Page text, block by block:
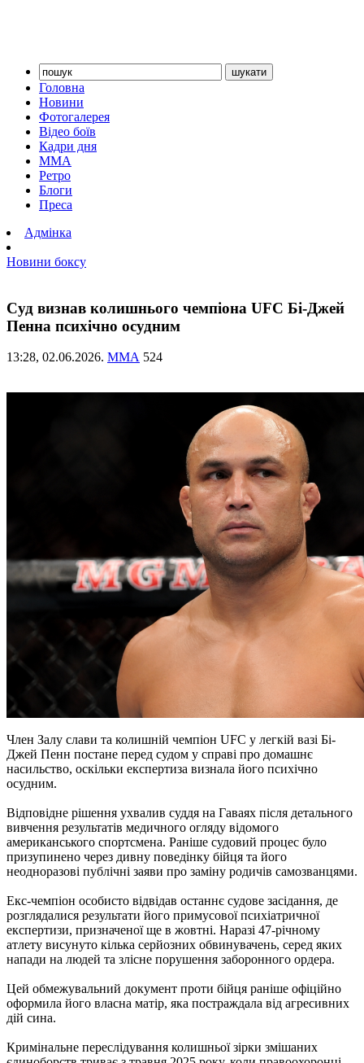
Головна
Новини
Фотогалерея
Відео боїв
Кадри дня
ММА
Ретро
Блоги
Преса
Адмінка
Новини боксу
Суд визнав колишнього чемпіона UFC Бі-Джей
Пенна психічно осудним
13:28, 02.06.2026. ММА 524
Член Залу слави та колишній чемпіон UFC у легкій вазі Бі-
Джей Пенн постане перед судом у справі про домашнє
насильство, оскільки експертиза визнала його психічно
осудним.
Відповідне рішення ухвалив суддя на Гаваях після детального
вивчення результатів медичного огляду відомого
американського спортсмена. Раніше судовий процес було
призупинено через дивну поведінку бійця та його
неодноразові публічні заяви про заміну родичів самозванцями.
Екс-чемпіон особисто відвідав останнє судове засідання, де
розглядалися результати його примусової психіатричної
експертизи, призначеної ще в жовтні. Наразі 47-річному
атлету висунуто кілька серйозних обвинувачень, серед яких
напади на людей та злісне порушення заборонного ордера.
Цей обмежувальний документ проти бійця раніше офіційно
оформила його власна матір, яка постраждала від агресивних
дій сина.
Кримінальне переслідування колишньої зірки змішаних